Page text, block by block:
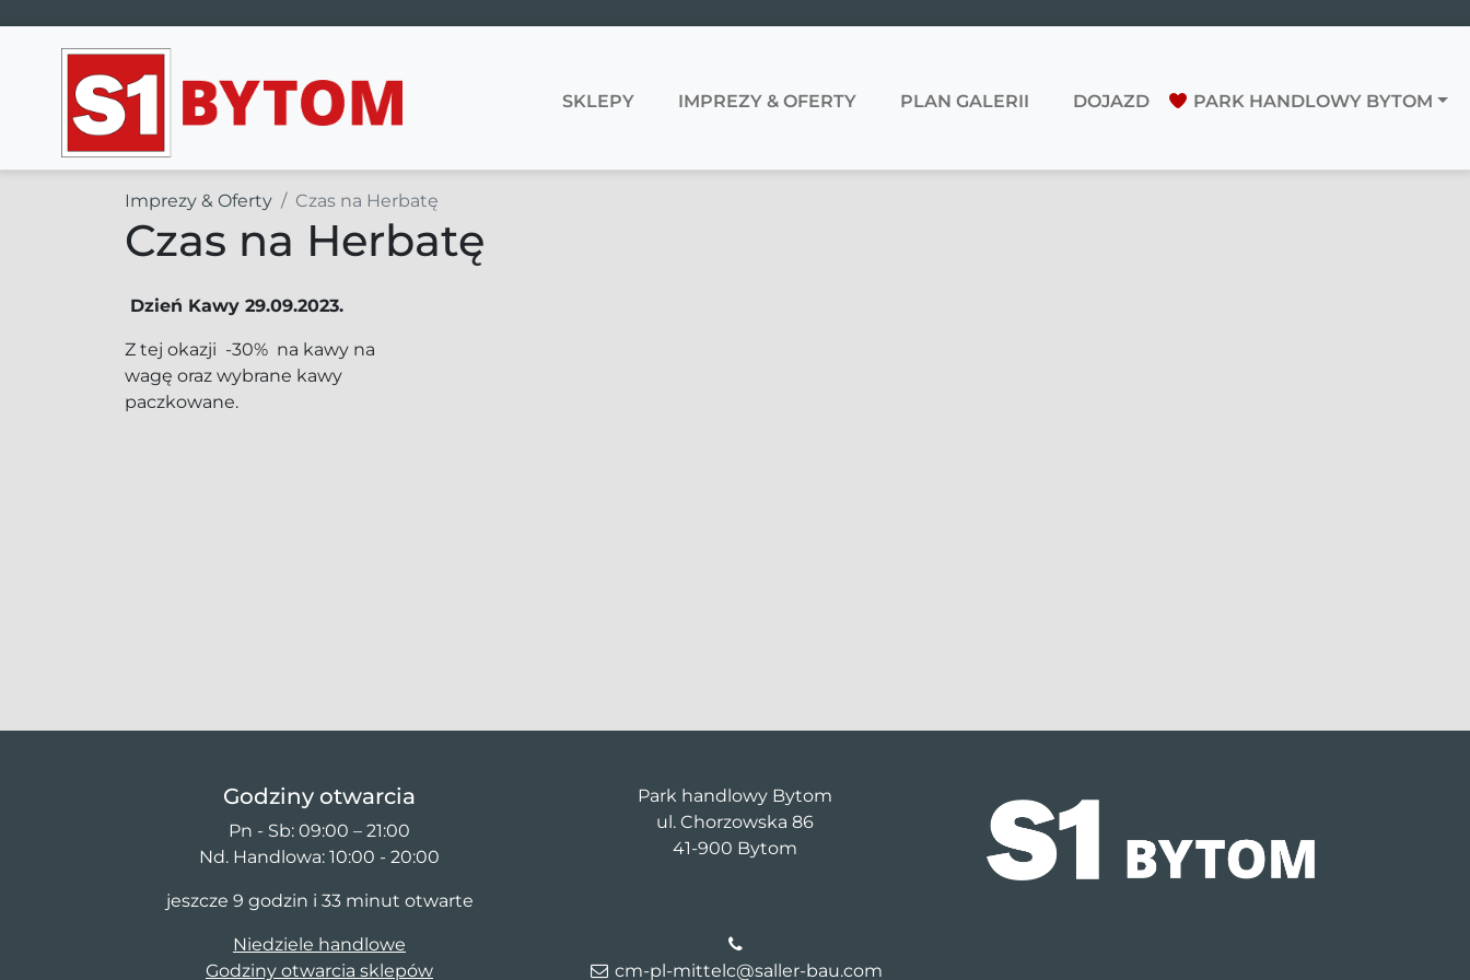
Main Navigation SKLEPY IMPREZY & OFERTY PLAN GALERII DOJAZD PARK HANDLOWY BYTOM
Imprezy & Oferty Czas na Herbatę
Czas na Herbatę
Dzień Kawy 29.09.2023.
Z tej okazji -30% na kawy na
wagę oraz wybrane kawy
paczkowane.
Godziny otwarcia
Pn - Sb: 09:00 – 21:00
Nd. Handlowa: 10:00 - 20:00
jeszcze 9 godzin i 33 minut otwarte
Niedziele handlowe
Godziny otwarcia sklepów
Park handlowy Bytom
ul. Chorzowska 86
41-900 Bytom
cm-pl-mittelc@saller-bau.com